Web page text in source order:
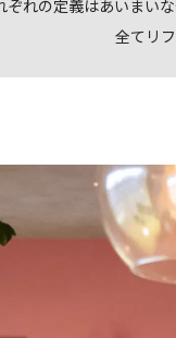
ぞれの定義はあいまい
全てリ